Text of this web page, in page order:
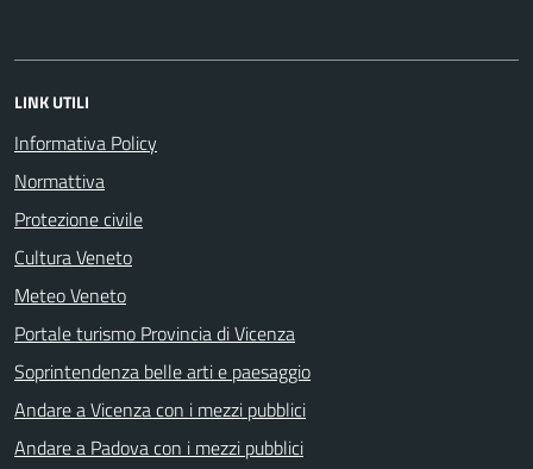
LINK UTILI
Informativa Policy
Normattiva
Protezione civile
Cultura Veneto
Meteo Veneto
Portale turismo Provincia di Vicenza
Soprintendenza belle arti e paesaggio
Andare a Vicenza con i mezzi pubblici
Andare a Padova con i mezzi pubblici